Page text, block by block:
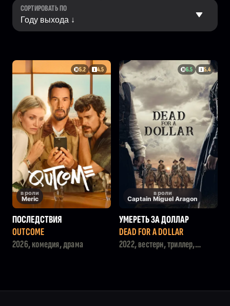
СОРТИРОВАТЬ ПО
5.2 4.5
в роли
Meric
ПОСЛЕДСТВИЯ
OUTCOME
2026, комедия, драма
6.5 5.4
в роли
Captain Miguel Aragon
УМЕРЕТЬ ЗА ДОЛЛАР
DEAD FOR A DOLLAR
2022, вестерн, триллер,